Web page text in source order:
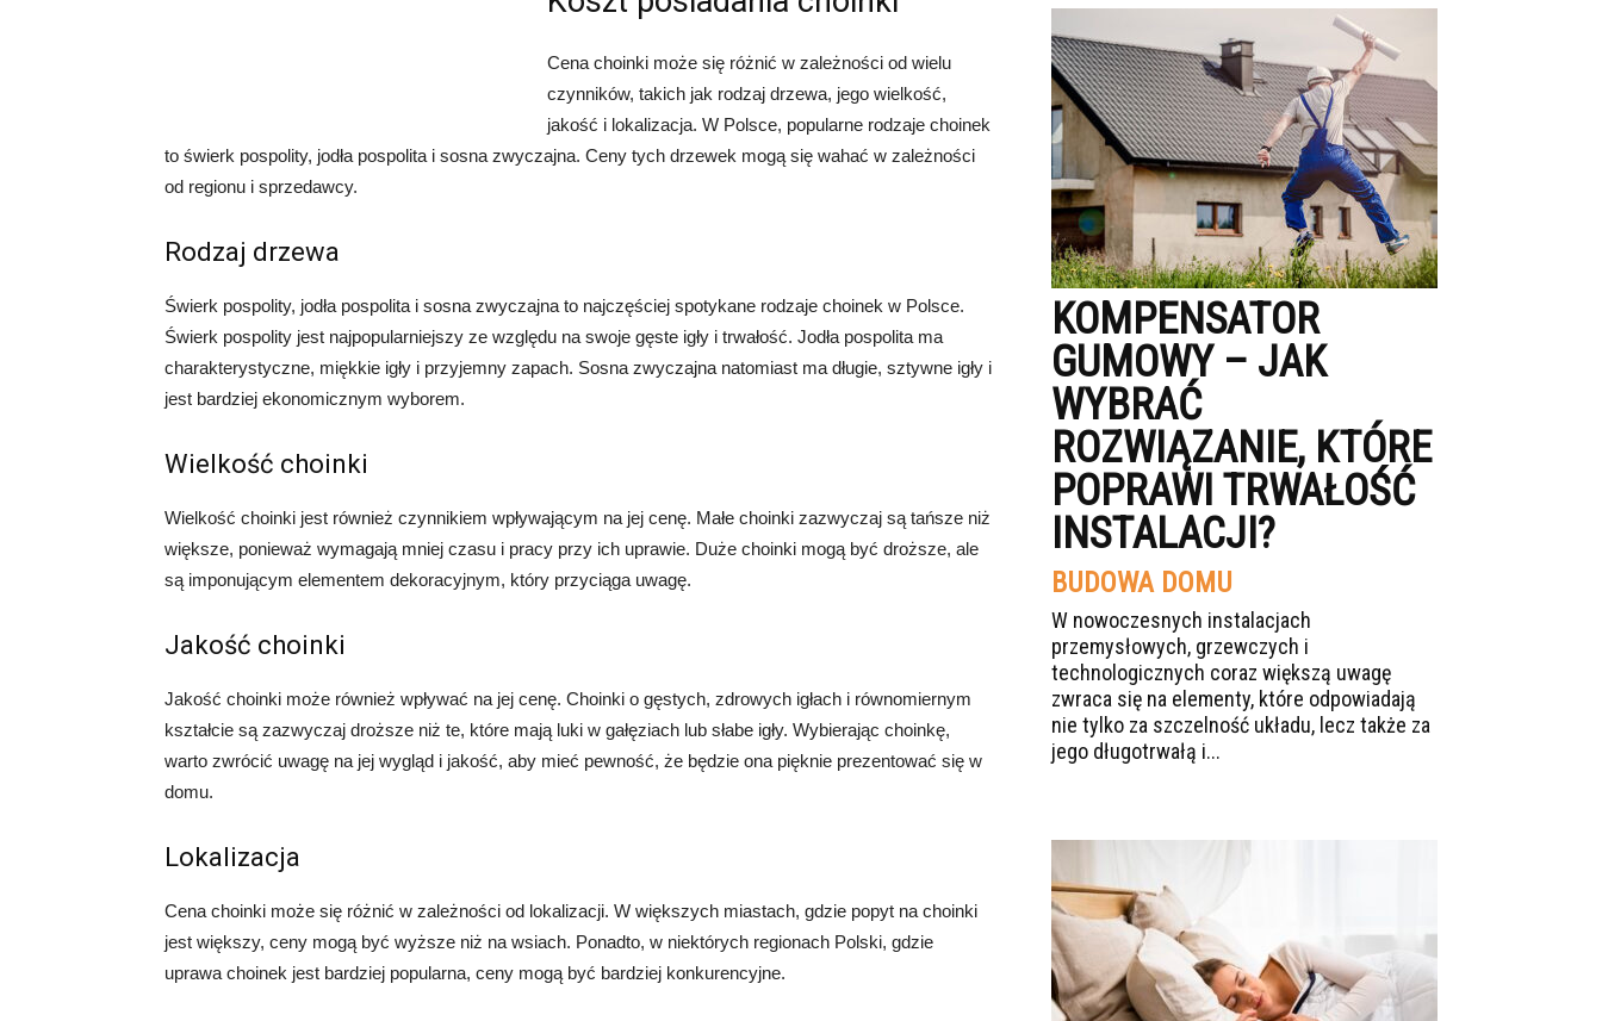
Cena choinki może się różnić w zależności od wielu
czynników, takich jak rodzaj drzewa, jego wielkość,
jakość i lokalizacja. W Polsce, popularne rodzaje choinek
to świerk pospolity, jodła pospolita i sosna zwyczajna. Ceny tych drzewek mogą się wahać w zależności
od regionu i sprzedawcy.
Rodzaj drzewa
Świerk pospolity, jodła pospolita i sosna zwyczajna to najczęściej spotykane rodzaje choinek w Polsce.
Świerk pospolity jest najpopularniejszy ze względu na swoje gęste igły i trwałość. Jodła pospolita ma
charakterystyczne, miękkie igły i przyjemny zapach. Sosna zwyczajna natomiast ma długie, sztywne igły i
jest bardziej ekonomicznym wyborem.
Wielkość choinki
Wielkość choinki jest również czynnikiem wpływającym na jej cenę. Małe choinki zazwyczaj są tańsze niż
większe, ponieważ wymagają mniej czasu i pracy przy ich uprawie. Duże choinki mogą być droższe, ale
są imponującym elementem dekoracyjnym, który przyciąga uwagę.
Jakość choinki
Jakość choinki może również wpływać na jej cenę. Choinki o gęstych, zdrowych igłach i równomiernym
kształcie są zazwyczaj droższe niż te, które mają luki w gałęziach lub słabe igły. Wybierając choinkę,
warto zwrócić uwagę na jej wygląd i jakość, aby mieć pewność, że będzie ona pięknie prezentować się w
domu.
Lokalizacja
Cena choinki może się różnić w zależności od lokalizacji. W większych miastach, gdzie popyt na choinki
jest większy, ceny mogą być wyższe niż na wsiach. Ponadto, w niektórych regionach Polski, gdzie
uprawa choinek jest bardziej popularna, ceny mogą być bardziej konkurencyjne.
KOMPENSATOR
GUMOWY – JAK
WYBRAĆ
ROZWIĄZANIE, KTÓRE
POPRAWI TRWAŁOŚĆ
INSTALACJI?
BUDOWA DOMU
W nowoczesnych instalacjach
przemysłowych, grzewczych i
technologicznych coraz większą uwagę
zwraca się na elementy, które odpowiadają
nie tylko za szczelność układu, lecz także za
jego długotrwałą i...